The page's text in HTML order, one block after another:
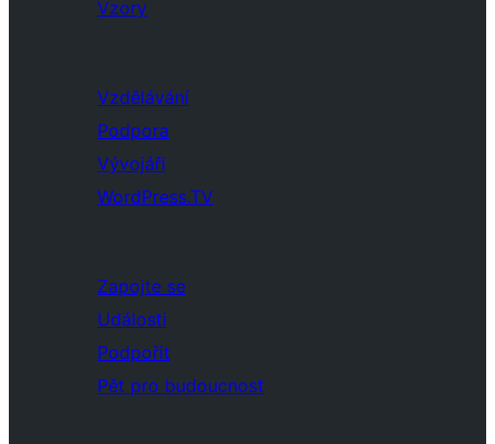
Vzory
Vzdělávání
Podpora
Vývojáři
WordPress.TV
Zapojte se
Události
Podpořit
Pět pro budoucnost